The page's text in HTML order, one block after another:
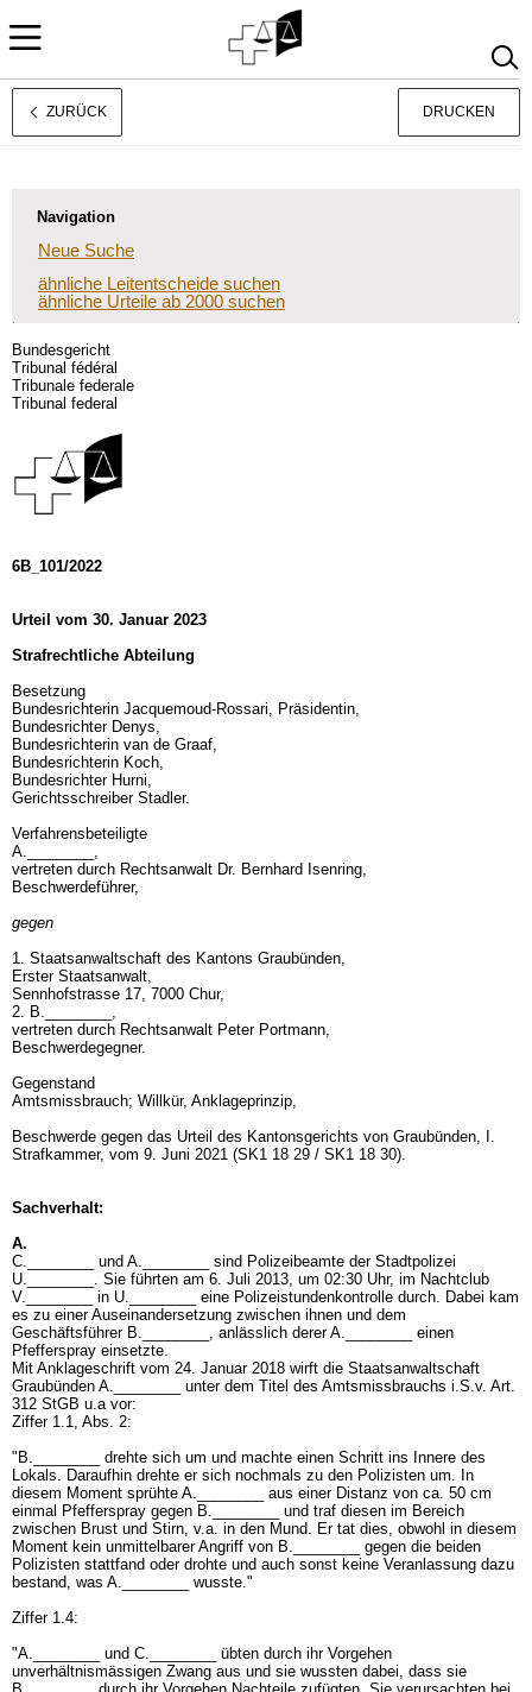
Français
ZURÜCK DRUCKEN
Navigation
Neue Suche
ähnliche Leitentscheide suchen
ähnliche Urteile ab 2000 suchen
Bundesgericht
Tribunal fédéral
Tribunale federale
Tribunal federal
6B_101/2022
Urteil vom 30. Januar 2023
Strafrechtliche Abteilung
Besetzung
Bundesrichterin Jacquemoud-Rossari, Präsidentin,
Bundesrichter Denys,
Bundesrichterin van de Graaf,
Bundesrichterin Koch,
Bundesrichter Hurni,
Gerichtsschreiber Stadler.
Verfahrensbeteiligte
A.________,
vertreten durch Rechtsanwalt Dr. Bernhard Isenring,
Beschwerdeführer,
gegen
1. Staatsanwaltschaft des Kantons Graubünden,
Erster Staatsanwalt,
Sennhofstrasse 17, 7000 Chur,
2. B.________,
vertreten durch Rechtsanwalt Peter Portmann,
Beschwerdegegner.
Gegenstand
Amtsmissbrauch; Willkür, Anklageprinzip,
Beschwerde gegen das Urteil des Kantonsgerichts von Graubünden, I.
Strafkammer, vom 9. Juni 2021 (SK1 18 29 / SK1 18 30).
Sachverhalt:
A.
C.________ und A.________ sind Polizeibeamte der Stadtpolizei
U.________. Sie führten am 6. Juli 2013, um 02:30 Uhr, im Nachtclub
V.________ in U.________ eine Polizeistundenkontrolle durch. Dabei kam
es zu einer Auseinandersetzung zwischen ihnen und dem
Geschäftsführer B.________, anlässlich derer A.________ einen
Pfefferspray einsetzte.
Mit Anklageschrift vom 24. Januar 2018 wirft die Staatsanwaltschaft
Graubünden A.________ unter dem Titel des Amtsmissbrauchs i.S.v. Art.
312 StGB u.a vor:
Ziffer 1.1, Abs. 2:
"B.________ drehte sich um und machte einen Schritt ins Innere des
Lokals. Daraufhin drehte er sich nochmals zu den Polizisten um. In
diesem Moment sprühte A.________ aus einer Distanz von ca. 50 cm
einmal Pfefferspray gegen B.________ und traf diesen im Bereich
zwischen Brust und Stirn, v.a. in den Mund. Er tat dies, obwohl in diesem
Moment kein unmittelbarer Angriff von B.________ gegen die beiden
Polizisten stattfand oder drohte und auch sonst keine Veranlassung dazu
bestand, was A.________ wusste."
Ziffer 1.4:
"A.________ und C.________ übten durch ihr Vorgehen
unverhältnismässigen Zwang aus und sie wussten dabei, dass sie